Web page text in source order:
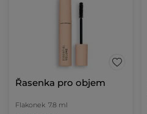
Řasenka pro objem
Flakonek 7.8 ml